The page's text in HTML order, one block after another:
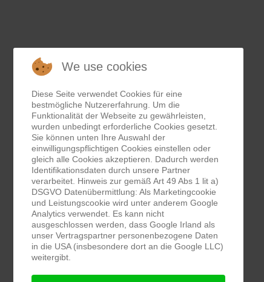
We use cookies
Diese Seite verwendet Cookies für eine
bestmögliche Nutzererfahrung. Um die
Funktionalität der Webseite zu gewährleisten,
wurden unbedingt erforderliche Cookies gesetzt.
Sie können unten Ihre Auswahl der
einwilligungspflichtigen Cookies einstellen oder
gleich alle Cookies akzeptieren. Dadurch werden
Identifikationsdaten durch unsere Partner
verarbeitet. Hinweis zur gemäß Art 49 Abs 1 lit a)
DSGVO Datenübermittlung: Als Marketingcookie
und Leistungscookie wird unter anderem Google
Analytics verwendet. Es kann nicht
ausgeschlossen werden, dass Google Irland als
unser Vertragspartner personenbezogene Daten
in die USA (insbesondere dort an die Google LLC)
weitergibt.